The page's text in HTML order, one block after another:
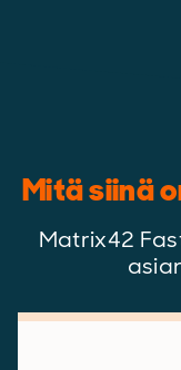
Mitä siinä
Matrix42